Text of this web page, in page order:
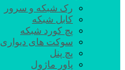
رک شبکه و سرور
کابل شبکه
پچ کورد شبکه
سوکت های دیواری
پچ پنل
پاور ماژول